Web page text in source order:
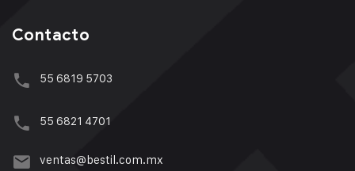
Contacto
55 6819 5703
55 6821 4701
ventas@bestil.com.mx